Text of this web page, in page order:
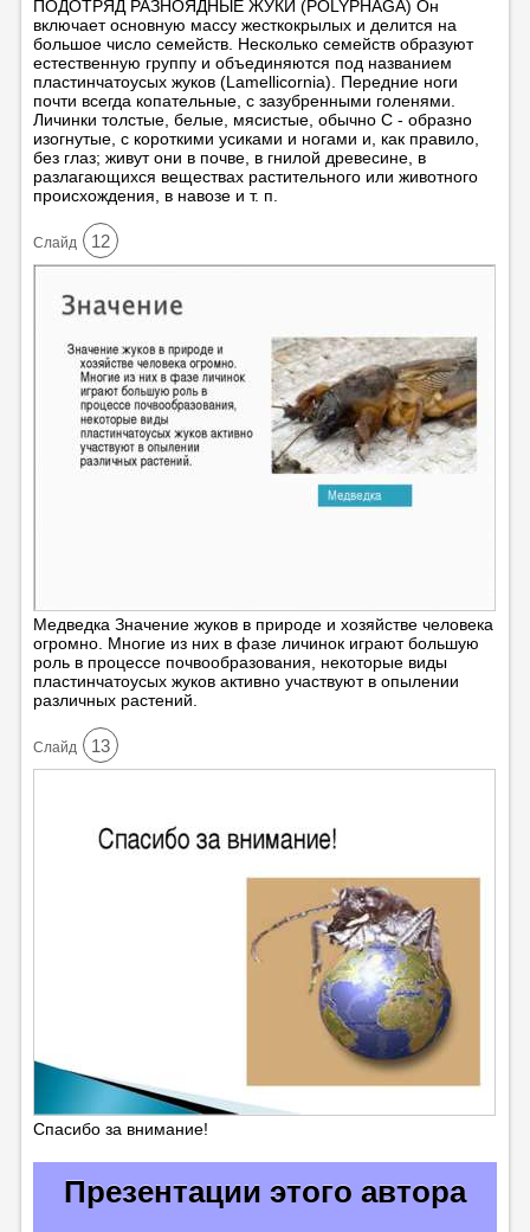
ПОДОТРЯД РАЗНОЯДНЫЕ ЖУКИ (POLYPHAGA) Он
включает основную массу жесткокрылых и делится на
большое число семейств. Несколько семейств образуют
естественную группу и объединяются под названием
пластинчатоусых жуков (Lamellicornia). Передние ноги
почти всегда копательные, с зазубренными голенями.
Личинки толстые, белые, мясистые, обычно С - образно
изогнутые, с короткими усиками и ногами и, как правило,
без глаз; живут они в почве, в гнилой древесине, в
разлагающихся веществах растительного или животного
происхождения, в навозе и т. п.
Cлайд 12
Медведка Значение жуков в природе и хозяйстве человека
огромно. Многие из них в фазе личинок играют большую
роль в процессе почвообразования, некоторые виды
пластинчатоусых жуков активно участвуют в опылении
различных растений.
Cлайд 13
Спасибо за внимание!
Презентации этого автора